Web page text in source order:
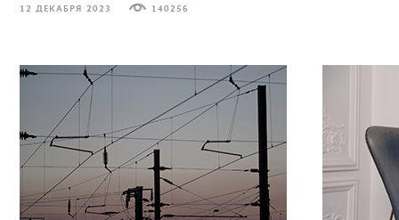
12 ДЕКАБРЯ 2023 140256